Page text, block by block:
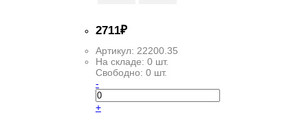
2711₽
Артикул: 22200.35
На складе: 0 шт.
Свободно: 0 шт.
-
+